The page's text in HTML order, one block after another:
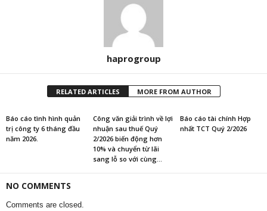
haprogroup
RELATED ARTICLES MORE FROM AUTHOR
Báo cáo tình hình quản
trị công ty 6 tháng đầu
năm 2026.
Công văn giải trình về lợi
nhuận sau thuế Quý
2/2026 biến động hơn
10% và chuyển từ lãi
sang lỗ so với cùng...
Báo cáo tài chính Hợp
nhất TCT Quý 2/2026
NO COMMENTS
Comments are closed.